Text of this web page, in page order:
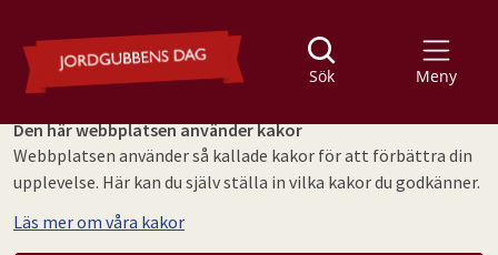
Den här webbplatsen använder kakor
Webbplatsen använder så kallade kakor för att förbättra din
upplevelse. Här kan du själv ställa in vilka kakor du godkänner.
Läs mer om våra kakor
Sök Meny